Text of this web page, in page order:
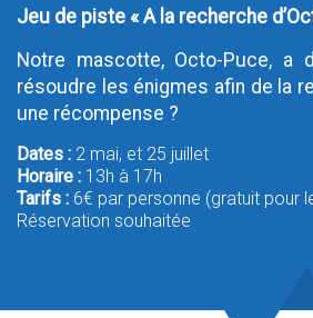
Jeu de piste « A la recherche
Notre mascotte, Octo-Puce, a
résoudre les énigmes afin de la
une récompense ?
Dates : 2 mai, et 25 juillet
Horaire : 13h à 17h
Tarifs : 6€ par personne (gratuit pour
Réservation souhaitée